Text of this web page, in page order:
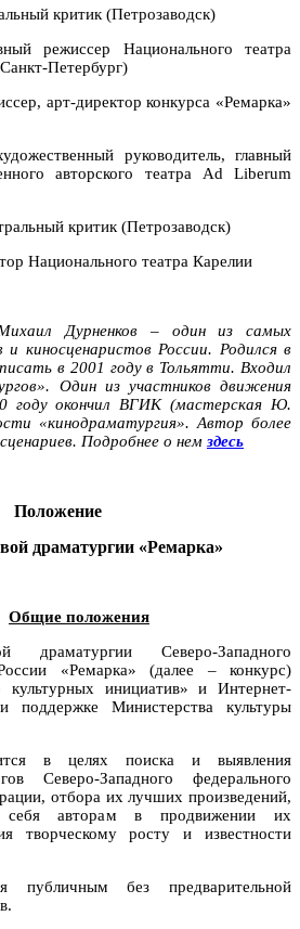
критик (Петрозаводск)
режиссер Национального театра
Петербург)
арт-директор конкурса «Ремарка»
руководитель, главный
авторского театра Ad Liberum
критик (Петрозаводск)
Национального театра Карелии
Дурненков – один из самых
и киносценаристов России. Родился в
в 2001 году в Тольятти. Входил
Один из участников движения
году окончил ВГИК (мастерская Ю.
«кинодраматургия». Автор более
Подробнее о нем здесь
Положение
драматургии «Ремарка»
Общие положения
Северо-Западного
«Ремарка» (далее – конкурс)
инициатив» и Интернет-
поддержке Министерства культуры
в целях поиска и выявления
Северо-Западного федерального
отбора их лучших произведений,
авторам в продвижении их
творческому росту и известности
публичным без предварительной